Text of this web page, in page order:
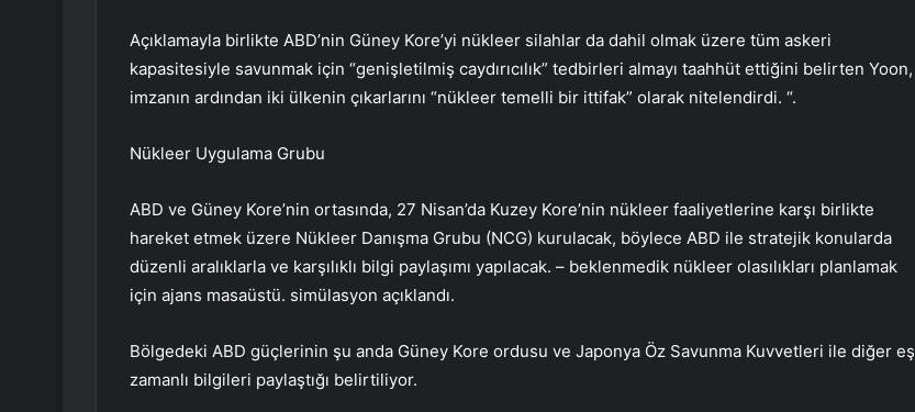
Açıklamayla birlikte ABD’nin Güney Kore’yi nükleer silahlar da dahil olmak üzere tüm askeri
kapasitesiyle savunmak için “genişletilmiş caydırıcılık” tedbirleri almayı taahhüt ettiğini belirten Yoon,
imzanın ardından iki ülkenin çıkarlarını “nükleer temelli bir ittifak” olarak nitelendirdi. “.
Nükleer Uygulama Grubu
ABD ve Güney Kore’nin ortasında, 27 Nisan’da Kuzey Kore’nin nükleer faaliyetlerine karşı birlikte
hareket etmek üzere Nükleer Danışma Grubu (NCG) kurulacak, böylece ABD ile stratejik konularda
düzenli aralıklarla ve karşılıklı bilgi paylaşımı yapılacak. – beklenmedik nükleer olasılıkları planlamak
için ajans masaüstü. simülasyon açıklandı.
Bölgedeki ABD güçlerinin şu anda Güney Kore ordusu ve Japonya Öz Savunma Kuvvetleri ile diğer eş
zamanlı bilgileri paylaştığı belirtiliyor.